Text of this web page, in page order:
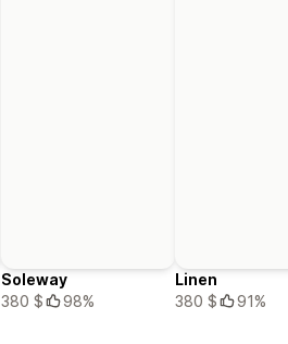
Soleway
380 $
98%
Linen
380 $
91%